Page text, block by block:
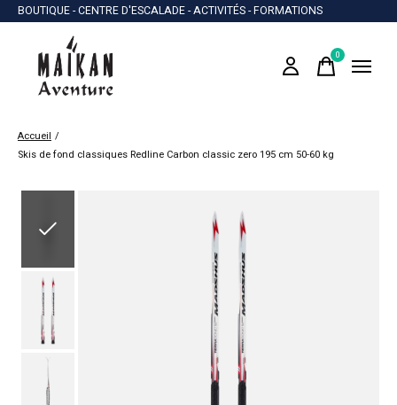
BOUTIQUE - CENTRE D'ESCALADE - ACTIVITÉS - FORMATIONS
0items
Accueil /
Skis de fond classiques Redline Carbon classic zero 195 cm 50-60 kg